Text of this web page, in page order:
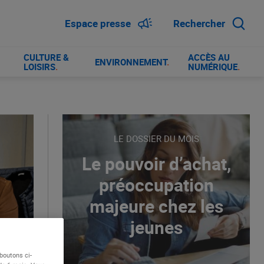
Espace presse Rechercher
CULTURE &
LOISIRS. ENVIRONNEMENT.
ACCÈS AU
NUMÉRIQUE.
LE DOSSIER DU MOIS
Le pouvoir d’achat,
préoccupation
majeure chez les
jeunes
ci-